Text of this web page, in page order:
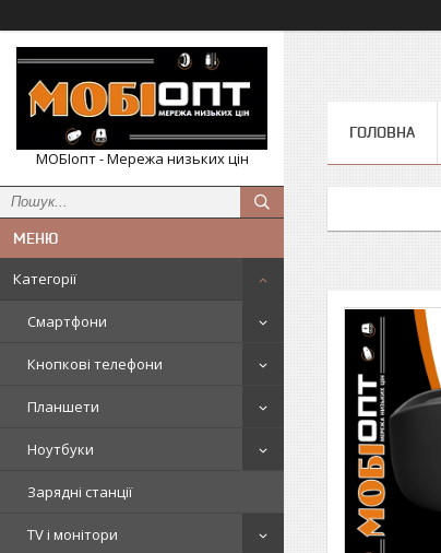
МОБІопт - Мережа низьких цін
Категорії
Смартфони
Кнопкові телефони
Планшети
Ноутбуки
Зарядні станції
TV і монітори
ГОЛОВНА